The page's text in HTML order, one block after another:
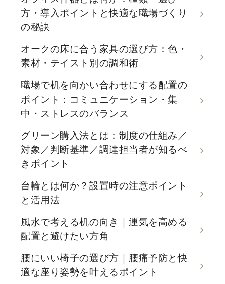
方・導入ポイントと快適な職場づくり
の秘訣
オークの床に合う家具の選び方：色・
素材・テイスト別の調和術
職場で机を向かい合わせにする配置の
ポイント：コミュニケーション・集
中・ストレスのバランス
グリーン購入法とは：制度の仕組み／
対象／判断基準／調達担当者が知るべ
きポイント
台輪とは何か？設置時の注意ポイント
と活用法
風水で考える机の向き｜運気を高める
配置と避けたい方角
腰にいい椅子の選び方｜腰痛予防と快
適な座り姿勢を叶えるポイント